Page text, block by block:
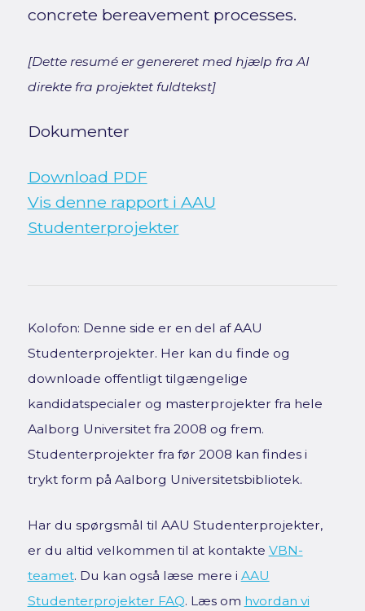
concrete bereavement processes.
[Dette resumé er genereret med hjælp fra AI
direkte fra projektet fuldtekst]
Dokumenter
Download PDF
Vis denne rapport i AAU
Studenterprojekter
Kolofon: Denne side er en del af AAU
Studenterprojekter. Her kan du finde og
downloade offentligt tilgængelige
kandidatspecialer og masterprojekter fra hele
Aalborg Universitet fra 2008 og frem.
Studenterprojekter fra før 2008 kan findes i
trykt form på Aalborg Universitetsbibliotek.
Har du spørgsmål til AAU Studenterprojekter,
er du altid velkommen til at kontakte VBN-
teamet. Du kan også læse mere i AAU
Studenterprojekter FAQ. Læs om hvordan vi